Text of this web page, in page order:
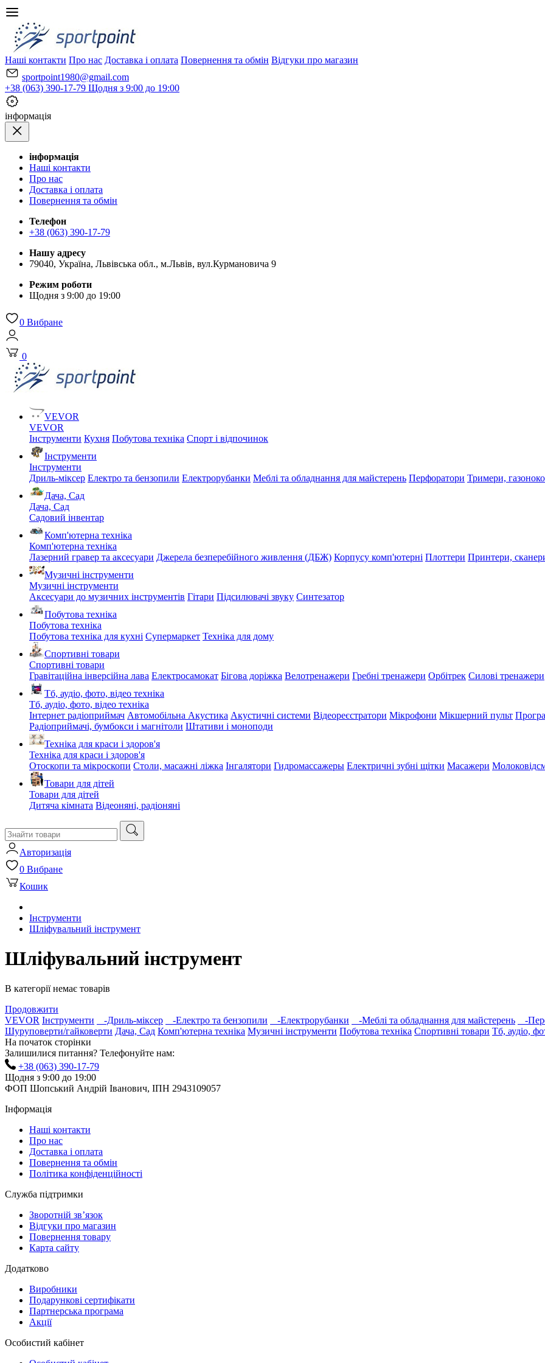
Наші контакти Про нас Доставка і оплата Повернення та обмін Відгуки про магазин
sportpoint1980@gmail.com
+38 (063) 390-17-79 Щодня з 9:00 до 19:00
iнформація
iнформація
Наші контакти
Про нас
Доставка і оплата
Повернення та обмін
Телефон
+38 (063) 390-17-79
Нашу адресу
79040, Україна, Львівська обл., м.Львів, вул.Курмановича 9
Режим роботи
Щодня з 9:00 до 19:00
0 Вибране
0
VEVOR
VEVOR
Інструменти Кухня Побутова техніка Спорт і відпочинок
Інструменти
Інструменти
Дриль-міксер Електро та бензопили Електрорубанки Меблі та обладнання для майстерень Перфоратори Тримери,
Дача, Сад
Дача, Сад
Садовий інвентар
Комп'ютерна техніка
Комп'ютерна техніка
Лазерний гравер та аксесуари Джерела безперебійного живлення (ДБЖ) Корпусу комп'ютерні Плоттери Принтери,
Музичні інструменти
Музичні інструменти
Аксесуари до музичних інструментів Гітари Підсилювачі звуку Синтезатор
Побутова техніка
Побутова техніка
Побутова техніка для кухні Супермаркет Техніка для дому
Спортивні товари
Спортивні товари
Гравітаційна інверсійна лава Електросамокат Бігова доріжка Велотренажери Гребні тренажери Орбітрек Силові тренажери
Тб, аудіо, фото, відео техніка
Тб, аудіо, фото, відео техніка
Інтернет радіоприймач Автомобільна Акустика Акустичні системи Відеореєстратори Мікрофони Мікшерний пульт
Радіоприймачі, бумбокси і магнітоли Штативи і моноподи
Техніка для краси і здоров'я
Техніка для краси і здоров'я
Отоскопи та мікроскопи Столи, масажні ліжка Інгалятори Гидромассажеры Електричні зубні щітки Масажери
Товари для дітей
Товари для дітей
Дитяча кімната Відеоняні, радіоняні
Авторизація
0 Вибране
Кошик
Інструменти
Шліфувальний інструмент
Шліфувальний інструмент
В категорії немає товарів
Продовжити
VEVOR Інструменти -Дриль-міксер -Електро та бензопили -Електрорубанки -Меблі та обладнання для майстерень -
Шуруповерти/гайковерти Дача, Сад Комп'ютерна техніка Музичні інструменти Побутова техніка Спортивні товари Тб, аудіо,
На початок сторінки
Залишилися питання? Телефонуйте нам:
+38 (063) 390-17-79
Щодня з 9:00 до 19:00
ФОП Шопський Андрій Іванович, ІПН 2943109057
Інформація
Наші контакти
Про нас
Доставка і оплата
Повернення та обмін
Політика конфіденційності
Служба підтримки
Зворотній зв’язок
Відгуки про магазин
Повернення товару
Карта сайту
Додатково
Виробники
Подарункові сертифікати
Партнерська програма
Акції
Особистий кабінет